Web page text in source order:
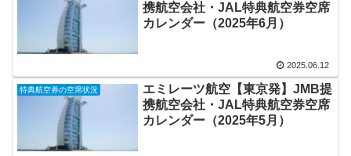
携航空会社・JAL特典航空券空席
カレンダー（2025年6月）
2025.06.12
特典航空券の空席状況
エミレーツ航空【東京発】JMB提
携航空会社・JAL特典航空券空席
カレンダー（2025年5月）